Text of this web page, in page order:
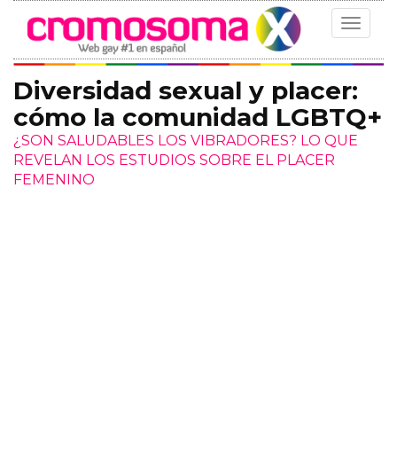
Toggle
Diversidad sexual y placer:
cómo la comunidad LGBTQ+
¿SON SALUDABLES LOS VIBRADORES? LO QUE
REVELAN LOS ESTUDIOS SOBRE EL PLACER
FEMENINO